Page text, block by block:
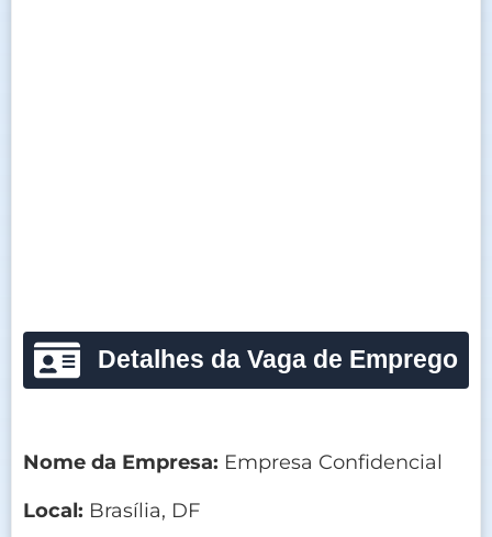
Detalhes da Vaga de Emprego
Nome da Empresa: Empresa Confidencial
Local: Brasília, DF